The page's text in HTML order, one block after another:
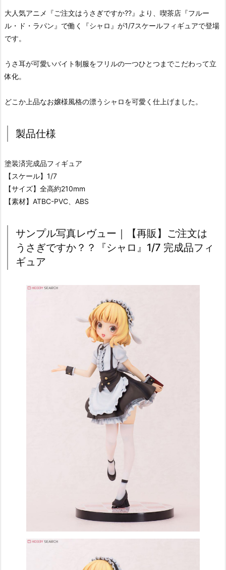
大人気アニメ『ご注文はうさぎですか??』より、喫茶店『フルー
ル・ド・ラパン』で働く『シャロ』が1/7スケールフィギュアで登場
です。
うさ耳が可愛いバイト制服をフリルの一つひとつまでこだわって立
体化。
どこか上品なお嬢様風格の漂うシャロを可愛く仕上げました。
製品仕様
塗装済完成品フィギュア
【スケール】1/7
【サイズ】全高約210mm
【素材】ATBC-PVC、ABS
サンプル写真レヴュー｜【再販】ご注文は
うさぎですか？？『シャロ』1/7 完成品フィ
ギュア